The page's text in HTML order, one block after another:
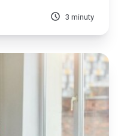
3 minuty